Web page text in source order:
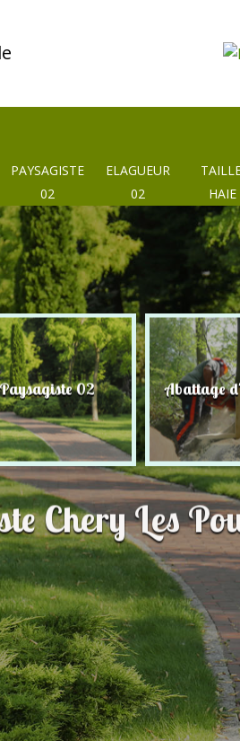
PAYSAGISTE
02
ELAGUEUR
02
02 Abattage
Chery Les